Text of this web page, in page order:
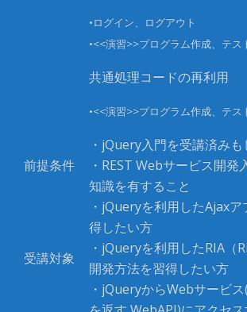
•ログイン、ログアウト
•<<演習>>プログラム作成、テス
共通処理コードの再利用
•<<演習>>プログラム作成、テス
前提条件
・jQuery入門を受講済み
・REST Webサービス開
知識を有すること
受講対象
・jQueryを利用したAjax
得したい方
・jQueryを利用したRIA
開発方法を習得したい方
・jQueryからWebサービ